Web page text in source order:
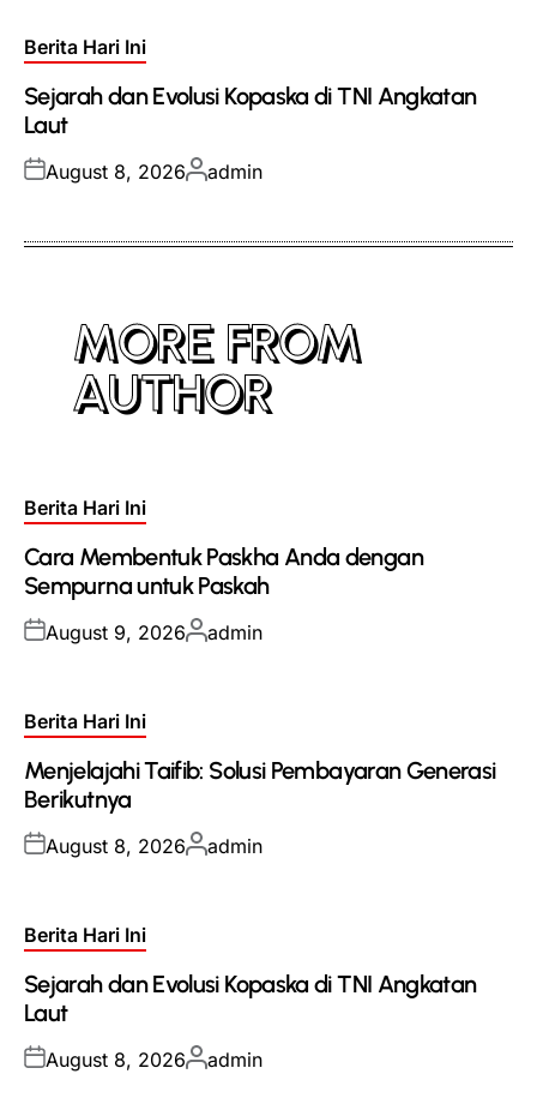
Posted
Berita Hari Ini
Sejarah dan Evolusi Kopaska di TNI Angkatan
Laut
Posted
August 8, 2026Posted
admin
MORE FROM
AUTHOR
Posted
Berita Hari Ini
Cara Membentuk Paskha Anda dengan
Sempurna untuk Paskah
Posted
August 9, 2026Posted
admin
Posted
Berita Hari Ini
Menjelajahi Taifib: Solusi Pembayaran Generasi
Berikutnya
Posted
August 8, 2026Posted
admin
Posted
Berita Hari Ini
Sejarah dan Evolusi Kopaska di TNI Angkatan
Laut
Posted
August 8, 2026Posted
admin